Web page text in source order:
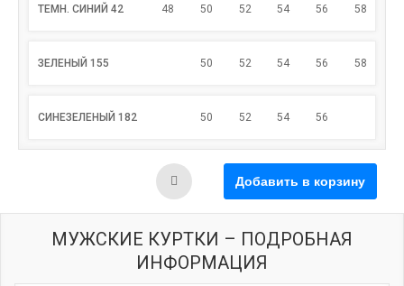
ТЕМН. СИНИЙ 42 48 50 52 54 56 58
ЗЕЛЕНЫЙ 155 50 52 54 56 58
СИНЕЗЕЛЕНЫЙ 182 50 52 54 56
МУЖСКИЕ КУРТКИ – ПОДРОБНАЯ
ИНФОРМАЦИЯ